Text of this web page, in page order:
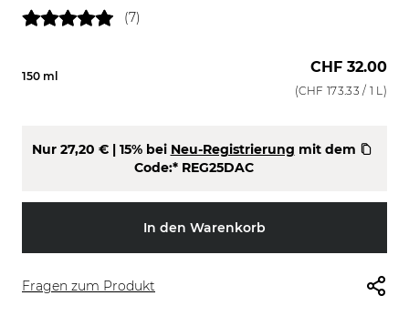
(7)
150 ml
CHF 32.00
(CHF 173.33 / 1 L)
Nur 27,20 €| 15% bei Neu-Registrierung mit dem
Code:* REG25DAC
In den Warenkorb
Fragen zum Produkt